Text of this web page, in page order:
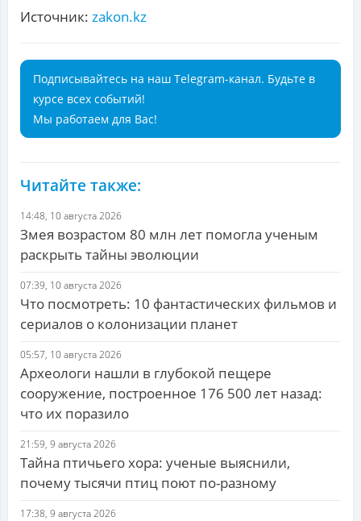
Источник: zakon.kz
Подписывайтесь на наш Telegram-канал. Будьте в
курсе всех событий!
Мы работаем для Вас!
Читайте также:
14:48, 10 августа 2026
Змея возрастом 80 млн лет помогла ученым
раскрыть тайны эволюции
07:39, 10 августа 2026
Что посмотреть: 10 фантастических фильмов и
сериалов о колонизации планет
05:57, 10 августа 2026
Археологи нашли в глубокой пещере
сооружение, построенное 176 500 лет назад:
что их поразило
21:59, 9 августа 2026
Тайна птичьего хора: ученые выяснили,
почему тысячи птиц поют по-разному
17:38, 9 августа 2026